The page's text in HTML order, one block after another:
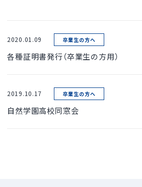
2020.01.09 卒業生の方へ
各種証明書発行（卒業生の方用）
2019.10.17 卒業生の方へ
自然学園高校同窓会